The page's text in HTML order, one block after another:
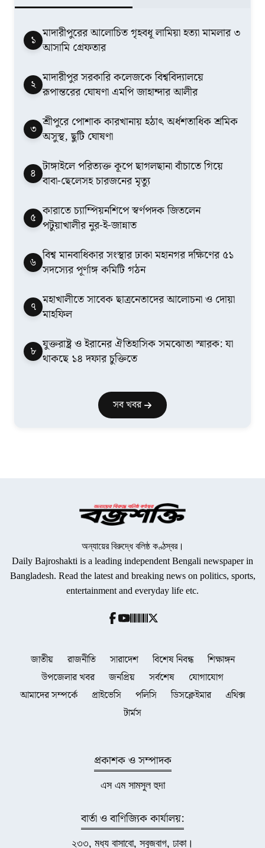
১ মাদারীপুরের আলোচিত গৃহবধূ লামিয়া হত্যা মামলার ৩
আসামি গ্রেফতার
২ মাদারীপুর সরকারি কলেজকে বিশ্ববিদ্যালয়ে
রূপান্তরের ঘোষণা এমপি জাহান্দার আলীর
৩ শ্রীপুরে পোশাক কারখানায় হঠাৎ অর্ধশতাধিক শ্রমিক
অসুস্থ, ছুটি ঘোষণা
৪ টাঙ্গাইলে পরিত্যক্ত কূপে ছাগলছানা বাঁচাতে গিয়ে
বাবা-ছেলেসহ চারজনের মৃত্যু
৫ কারাতে চ্যাম্পিয়নশিপে স্বর্ণপদক জিতলেন
পটুয়াখালীর নুর-ই-জান্নাত
৬ বিশ্ব মানবাধিকার সংস্থার ঢাকা মহানগর দক্ষিণের ৫১
সদস্যের পূর্ণাঙ্গ কমিটি গঠন
৭ মহাখালীতে সাবেক ছাত্রনেতাদের আলোচনা ও দোয়া
মাহফিল
৮ যুক্তরাষ্ট্র ও ইরানের ঐতিহাসিক সমঝোতা স্মারক: যা
থাকছে ১৪ দফার চুক্তিতে
সব খবর
অন্যায়ের বিরুদ্ধে বলিষ্ঠ কণ্ঠস্বর।
Daily Bajroshakti is a leading independent Bengali newspaper in
Bangladesh. Read the latest and breaking news on politics, sports,
entertainment and everyday life etc.
জাতীয় রাজনীতি সারাদেশ বিশেষ নিবন্ধ
শিক্ষাঙ্গন
উপজেলার খবর
জনপ্রিয় সর্বশেষ
যোগাযোগ
আমাদের সম্পর্কে
প্রাইভেসি পলিসি ডিসক্লেইমার
এথিক্স
টার্মস
প্রকাশক ও সম্পাদক
এস এম সামসুল হুদা
বার্তা ও বাণিজ্যিক কার্যালয়:
২৩৩, মধ্য বাসাবো, সবুজবাগ, ঢাকা।